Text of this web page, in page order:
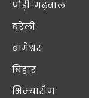
पौड़ी-गढ़वाल
बरेली
बागेश्वर
बिहार
भिक्यासैण